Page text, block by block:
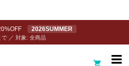
2026SUMMER
で ／ 対象: 全商品
